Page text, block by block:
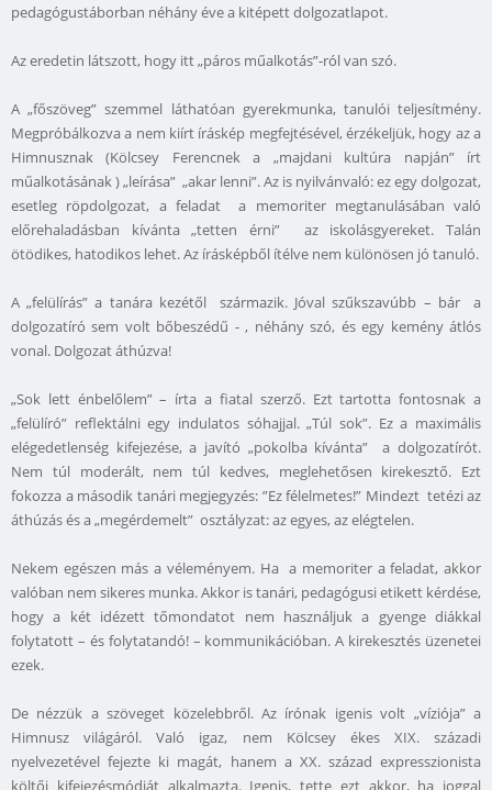
pedagógustáborban néhány éve a kitépett dolgozatlapot.
Az eredetin látszott, hogy itt „páros műalkotás”-ról van szó.
A „főszöveg” szemmel láthatóan gyerekmunka, tanulói teljesítmény.
Megpróbálkozva a nem kiírt íráskép megfejtésével, érzékeljük, hogy az a
Himnusznak (Kölcsey Ferencnek a „majdani kultúra napján” írt
műalkotásának ) „leírása” „akar lenni”. Az is nyilvánvaló: ez egy dolgozat,
esetleg röpdolgozat, a feladat a memoriter megtanulásában való
előrehaladásban kívánta „tetten érni” az iskolásgyereket. Talán
ötödikes, hatodikos lehet. Az írásképből ítélve nem különösen jó tanuló.
A „felülírás” a tanára kezétől származik. Jóval szűkszavúbb – bár a
dolgozatíró sem volt bőbeszédű - , néhány szó, és egy kemény átlós
vonal. Dolgozat áthúzva!
„Sok lett énbelőlem” – írta a fiatal szerző. Ezt tartotta fontosnak a
„felülíró” reflektálni egy indulatos sóhajjal. „Túl sok”. Ez a maximális
elégedetlenség kifejezése, a javító „pokolba kívánta” a dolgozatírót.
Nem túl moderált, nem túl kedves, meglehetősen kirekesztő. Ezt
fokozza a második tanári megjegyzés: ”Ez félelmetes!” Mindezt tetézi az
áthúzás és a „megérdemelt” osztályzat: az egyes, az elégtelen.
Nekem egészen más a véleményem. Ha a memoriter a feladat, akkor
valóban nem sikeres munka. Akkor is tanári, pedagógusi etikett kérdése,
hogy a két idézett tőmondatot nem használjuk a gyenge diákkal
folytatott – és folytatandó! – kommunikációban. A kirekesztés üzenetei
ezek.
De nézzük a szöveget közelebbről. Az írónak igenis volt „víziója” a
Himnusz világáról. Való igaz, nem Kölcsey ékes XIX. századi
nyelvezetével fejezte ki magát, hanem a XX. század expresszionista